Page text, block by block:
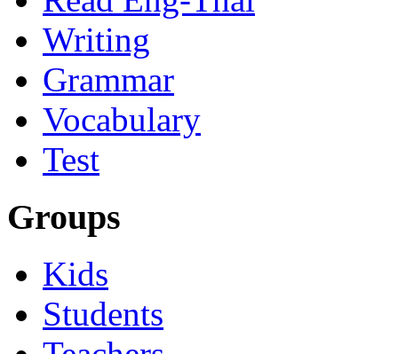
Writing
Grammar
Vocabulary
Test
Groups
Kids
Students